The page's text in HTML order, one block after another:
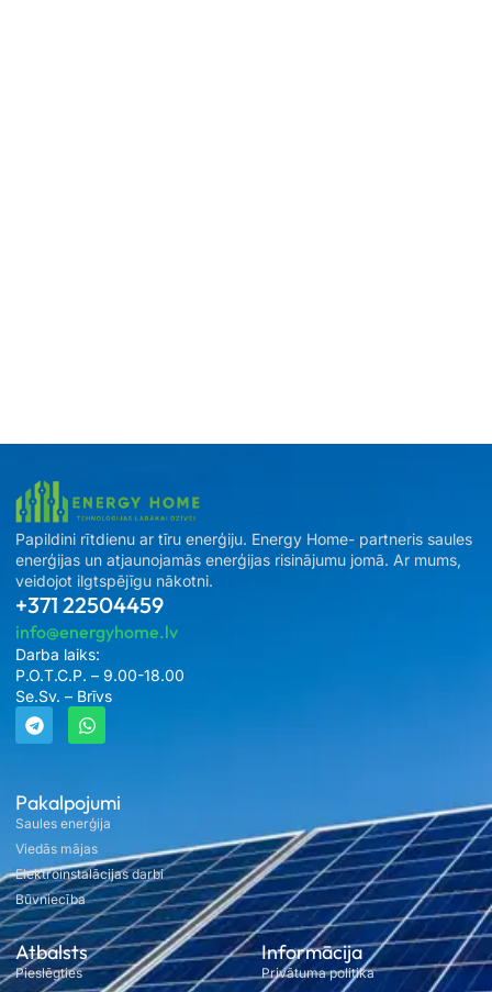
Pakalpojumi
Saules enerģija
Viedās mājas
Elektroinstalācijas darbi
Būvniecība
Atbalsts
Pieslēgties
Informācija
Privātuma politika
Papildini rītdienu ar tīru enerģiju. Energy Home- partneris saules
enerģijas un atjaunojamās enerģijas risinājumu jomā. Ar mums,
veidojot ilgtspējīgu nākotni.
+371 22504459
info@energyhome.lv
Darba laiks:
P.O.T.C.P. – 9.00-18.00
Se.Sv. – Brīvs